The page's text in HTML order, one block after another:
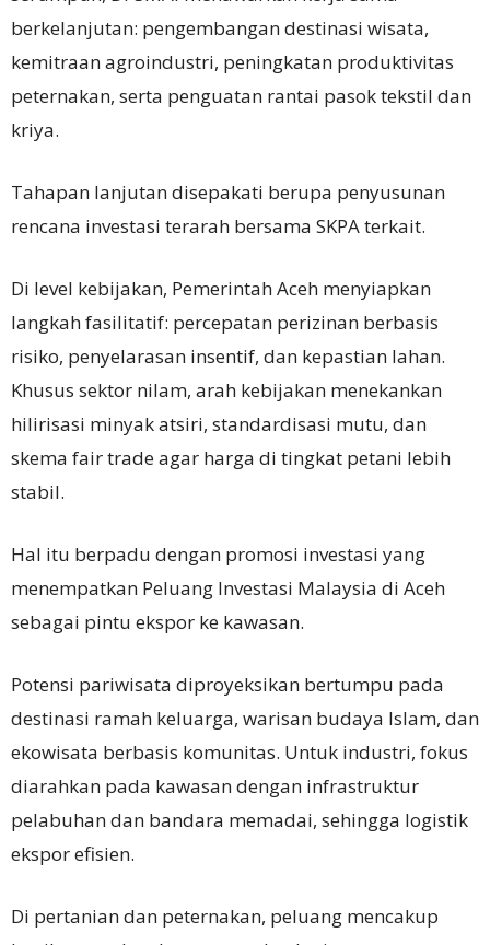
berkelanjutan: pengembangan destinasi wisata,
kemitraan agroindustri, peningkatan produktivitas
peternakan, serta penguatan rantai pasok tekstil dan
kriya.
Tahapan lanjutan disepakati berupa penyusunan
rencana investasi terarah bersama SKPA terkait.
Di level kebijakan, Pemerintah Aceh menyiapkan
langkah fasilitatif: percepatan perizinan berbasis
risiko, penyelarasan insentif, dan kepastian lahan.
Khusus sektor nilam, arah kebijakan menekankan
hilirisasi minyak atsiri, standardisasi mutu, dan
skema fair trade agar harga di tingkat petani lebih
stabil.
Hal itu berpadu dengan promosi investasi yang
menempatkan Peluang Investasi Malaysia di Aceh
sebagai pintu ekspor ke kawasan.
Potensi pariwisata diproyeksikan bertumpu pada
destinasi ramah keluarga, warisan budaya Islam, dan
ekowisata berbasis komunitas. Untuk industri, fokus
diarahkan pada kawasan dengan infrastruktur
pelabuhan dan bandara memadai, sehingga logistik
ekspor efisien.
Di pertanian dan peternakan, peluang mencakup